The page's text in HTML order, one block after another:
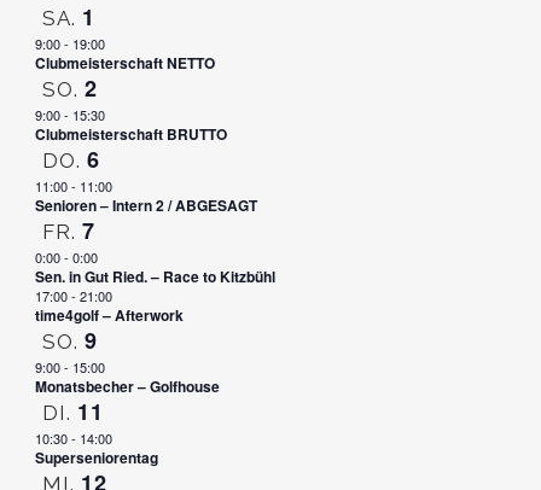
SA. 1
9:00- 19:00
Clubmeisterschaft NETTO
SO. 2
9:00- 15:30
Clubmeisterschaft BRUTTO
DO. 6
11:00- 11:00
Senioren – Intern 2 / ABGESAGT
FR. 7
0:00- 0:00
Sen. in Gut Ried. – Race to Kitzbühl
17:00- 21:00
time4golf – Afterwork
SO. 9
9:00- 15:00
Monatsbecher – Golfhouse
DI. 11
10:30- 14:00
Superseniorentag
MI. 12